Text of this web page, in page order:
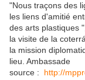
"Nous traçons des
les liens d'amitié
des arts plastiques
la visite de la
la mission
lieu. Ambassade
source : http://